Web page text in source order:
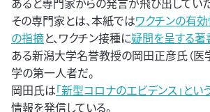
その専門家とは、本紙ではワクチンの有
の指摘と、ワクチン接種に疑問を呈する
ある新潟大学名誉教授の岡田正彦氏（医
学の第一人者だ。
岡田氏は「新型コロナのエビデンス」とい
情報を発信している。